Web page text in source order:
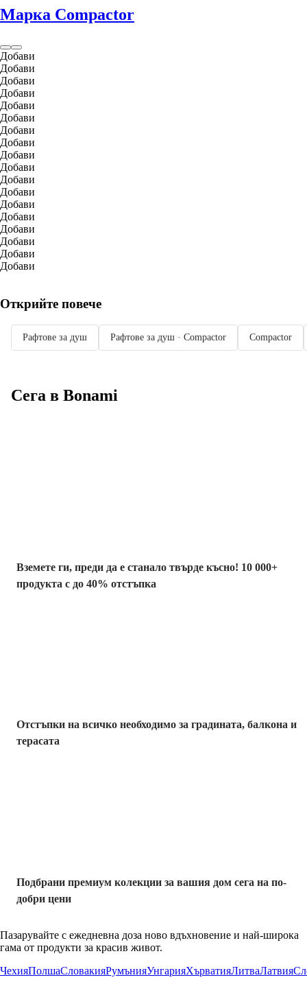
Марка Compactor
Добави
Добави
Добави
Добави
Добави
Добави
Добави
Добави
Добави
Добави
Добави
Добави
Добави
Добави
Добави
Добави
Добави
Добави
Открийте повече
Рафтове за душ Рафтове за душ · Compactor Compactor
Сега в Bonami
Вземете ги, преди да е станало твърде късно! 10 000+
продукта с до 40% отстъпка
Отстъпки на всичко необходимо за градината, балкона и
терасата
Подбрани премиум колекции за вашия дом сега на по-
добри цени
Пазарувайте с ежедневна доза ново вдъхновение и най-широка
гама от продукти за красив живот.
ЧехияПолшаСловакияРумънияУнгарияХърватияЛитваЛатвия